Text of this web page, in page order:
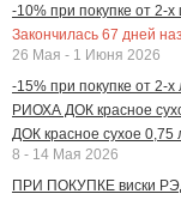
-10% при покупке от 2-
Закончилась 67 дней
26 Мая - 1 Июня 2026
-15% при покупке от
РИОХА ДОК красное
ДОК красное сухое 0,75
8 - 14 Мая 2026
ПРИ ПОКУПКЕ виски